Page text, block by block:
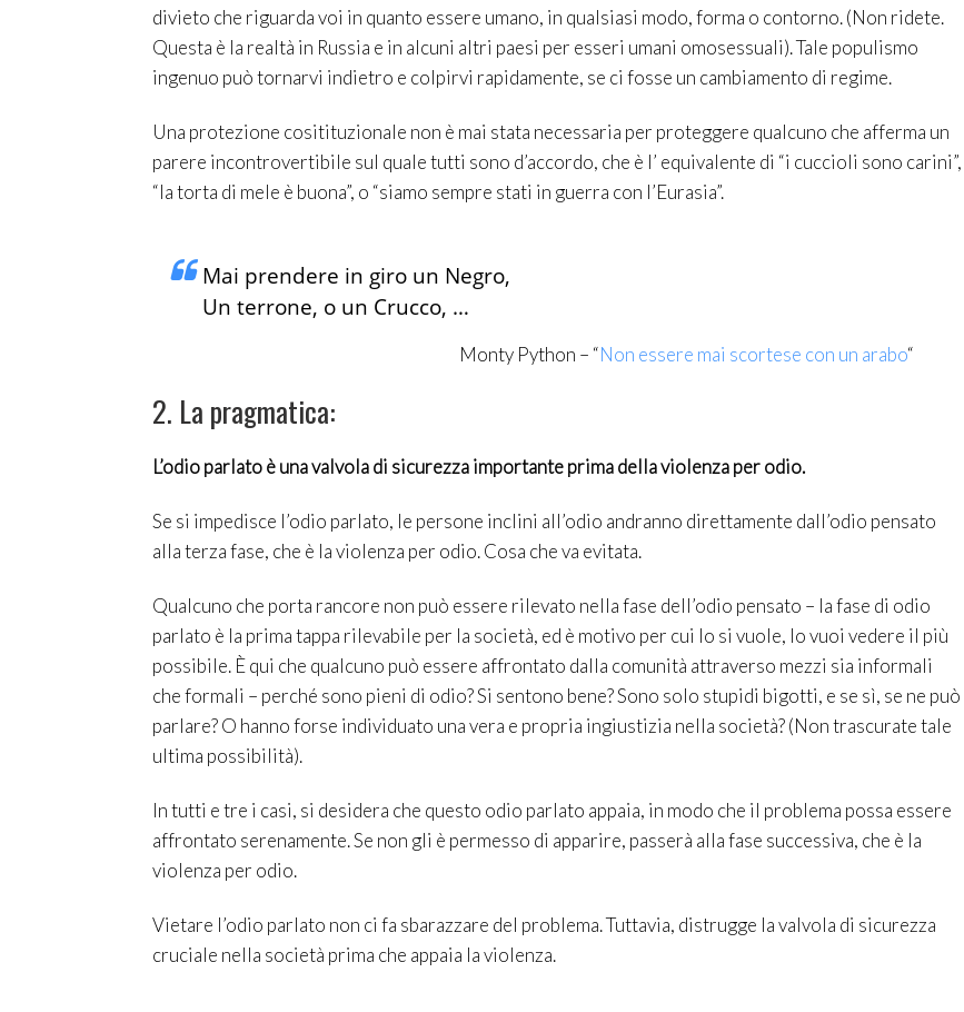
divieto che riguarda voi in quanto essere umano, in qualsiasi modo, forma o contorno. (Non ridete.
Questa è la realtà in Russia e in alcuni altri paesi per esseri umani omosessuali). Tale populismo
ingenuo può tornarvi indietro e colpirvi rapidamente, se ci fosse un cambiamento di regime.
Una protezione cositituzionale non è mai stata necessaria per proteggere qualcuno che afferma un
parere incontrovertibile sul quale tutti sono d’accordo, che è l’ equivalente di “i cuccioli sono carini”,
“la torta di mele è buona”, o “siamo sempre stati in guerra con l’Eurasia”.
Mai prendere in giro un Negro,
Un terrone, o un Crucco, …
Monty Python – “Non essere mai scortese con un arabo“
2. La pragmatica:
L’odio parlato è una valvola di sicurezza importante prima della violenza per odio.
Se si impedisce l’odio parlato, le persone inclini all’odio andranno direttamente dall’odio pensato
alla terza fase, che è la violenza per odio. Cosa che va evitata.
Qualcuno che porta rancore non può essere rilevato nella fase dell’odio pensato – la fase di odio
parlato è la prima tappa rilevabile per la società, ed è motivo per cui lo si vuole, lo vuoi vedere il più
possibile. È qui che qualcuno può essere affrontato dalla comunità attraverso mezzi sia informali
che formali – perché sono pieni di odio? Si sentono bene? Sono solo stupidi bigotti, e se sì, se ne può
parlare? O hanno forse individuato una vera e propria ingiustizia nella società? (Non trascurate tale
ultima possibilità).
In tutti e tre i casi, si desidera che questo odio parlato appaia, in modo che il problema possa essere
affrontato serenamente. Se non gli è permesso di apparire, passerà alla fase successiva, che è la
violenza per odio.
Vietare l’odio parlato non ci fa sbarazzare del problema. Tuttavia, distrugge la valvola di sicurezza
cruciale nella società prima che appaia la violenza.